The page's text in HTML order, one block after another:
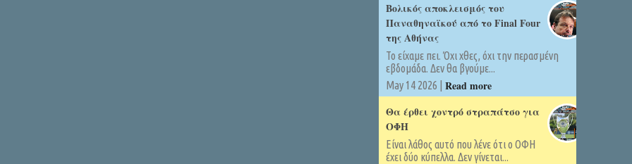
Βολικός αποκλεισμός του
Παναθηναϊκού από το Final Four
της Αθήνας
Το είχαμε πει. Όχι χθες, όχι την περασμένη
εβδομάδα. Δεν θα βγούμε...
May 14 2026 | Read more
Θα έρθει χοντρό στραπάτσο για
ΟΦΗ
Είναι λάθος αυτό που λένε ότι ο ΟΦΗ
έχει δύο κύπελλα. Δεν γίνεται...